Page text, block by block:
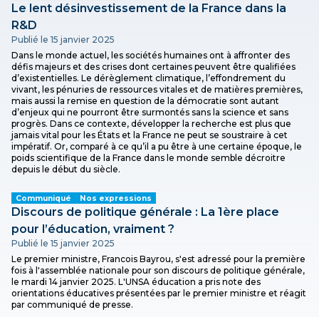
Le lent désinvestissement de la France dans la
R&D
Publié le 15 janvier 2025
Dans le monde actuel, les sociétés humaines ont à affronter des
défis majeurs et des crises dont certaines peuvent être qualifiées
d’existentielles. Le dérèglement climatique, l’effondrement du
vivant, les pénuries de ressources vitales et de matières premières,
mais aussi la remise en question de la démocratie sont autant
d’enjeux qui ne pourront être surmontés sans la science et sans
progrès. Dans ce contexte, développer la recherche est plus que
jamais vital pour les États et la France ne peut se soustraire à cet
impératif. Or, comparé à ce qu’il a pu être à une certaine époque, le
poids scientifique de la France dans le monde semble décroitre
depuis le début du siècle.
Communiqué Nos expressions
Discours de politique générale : La 1ère place
pour l’éducation, vraiment ?
Publié le 15 janvier 2025
Le premier ministre, Francois Bayrou, s'est adressé pour la première
fois à l'assemblée nationale pour son discours de politique générale,
le mardi 14 janvier 2025. L'UNSA éducation a pris note des
orientations éducatives présentées par le premier ministre et réagit
par communiqué de presse.